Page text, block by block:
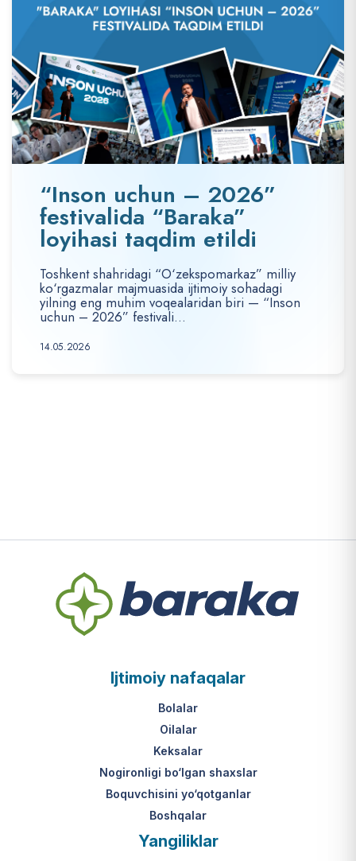
“Inson uchun – 2026”
festivalida “Baraka”
loyihasi taqdim etildi
Toshkent shahridagi “O‘zekspomarkaz” milliy
ko‘rgazmalar majmuasida ijtimoiy sohadagi
yilning eng muhim voqealaridan biri — “Inson
uchun – 2026” festivali...
14.05.2026
Ijtimoiy nafaqalar
Bolalar
Oilalar
Keksalar
Nogironligi bo‘lgan shaxslar
Boquvchisini yo‘qotganlar
Boshqalar
Yangiliklar